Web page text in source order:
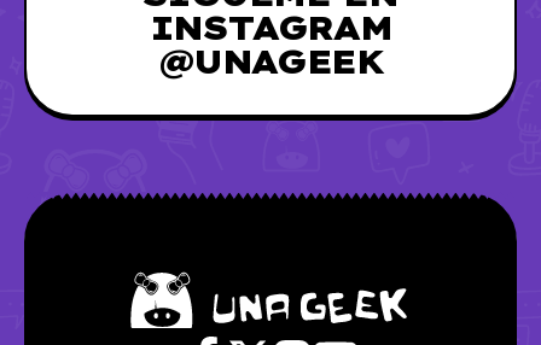
INSTAGRAM
@UNAGEEK